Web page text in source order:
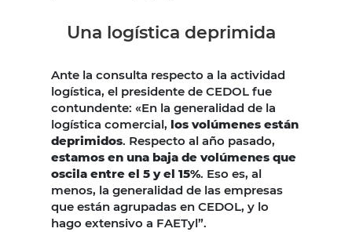
Una logística deprimida
Ante la consulta respecto a la actividad
logística, el presidente de CEDOL fue
contundente: «En la generalidad de la
logística comercial, los volúmenes están
deprimidos. Respecto al año pasado,
estamos en una baja de volúmenes que
oscila entre el 5 y el 15%. Eso es, al
menos, la generalidad de las empresas
que están agrupadas en CEDOL, y lo
hago extensivo a FAETyl”.